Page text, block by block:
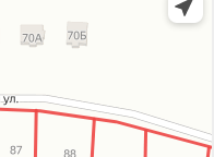
Технолайн